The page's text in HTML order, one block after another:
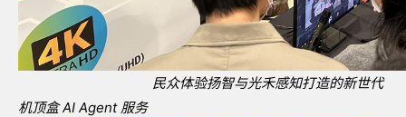
民众体验扬智与光禾感知打造的新世代
机顶盒AI Agent 服务